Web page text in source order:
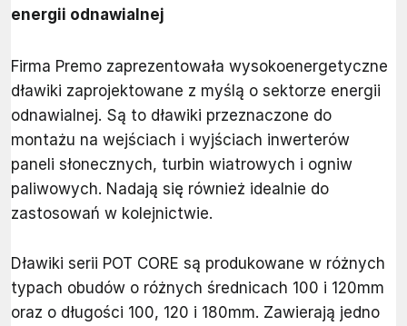
energii odnawialnej
Firma Premo zaprezentowała wysokoenergetyczne
dławiki zaprojektowane z myślą o sektorze energii
odnawialnej. Są to dławiki przeznaczone do
montażu na wejściach i wyjściach inwerterów
paneli słonecznych, turbin wiatrowych i ogniw
paliwowych. Nadają się również idealnie do
zastosowań w kolejnictwie.
Dławiki serii POT CORE są produkowane w różnych
typach obudów o różnych średnicach 100 i 120mm
oraz o długości 100, 120 i 180mm. Zawierają jedno